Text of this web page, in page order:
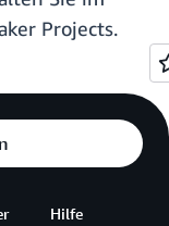
Projects.
Hilfe